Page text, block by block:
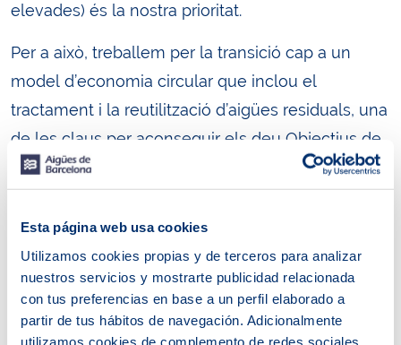
Esta página web usa cookies
Utilizamos cookies propias y de terceros para analizar
nuestros servicios y mostrarte publicidad relacionada
con tus preferencias en base a un perfil elaborado a
partir de tus hábitos de navegación. Adicionalmente
utilizamos cookies de complemento de redes sociales.
elevades) és la nostra prioritat.
Per a això, treballem per la transició cap a un
model d’economia circular que inclou el
tractament i la reutilització d’aigües residuals, una
de les claus per aconseguir els deu Objectius de
Desenvolupament Sostenible (ODS) formulats
per Nacions Unides i ratificats per països i
organitzacions que demostren ser responsables.
La realitat és que en un món que creix sense
parar, també ho fa la demanda de productes i
aliments; per això és tan important fomentar la
reutilització de l’aigua.